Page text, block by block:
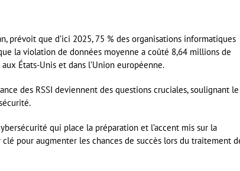
prévoit que d’ici 2025, 75 % des organisations informatiques
la violation de données moyenne a coûté 8,64 millions de
États-Unis et dans l’Union européenne.
des RSSI deviennent des questions cruciales, soulignant le
qui place la préparation et l’accent mis sur la
pour augmenter les chances de succès lors du traitement